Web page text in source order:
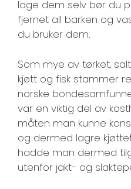
lage dem selv bør du
fjernet all barken og
du bruker dem.
Som mye av tørket,
kjøtt og fisk stammer
norske
var en viktig del av
måten man kunne
og dermed lagre
hadde man dermed
utenfor jakt- og